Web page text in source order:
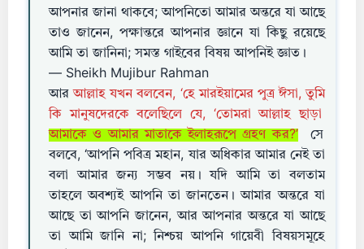
আপনার জানা থাকবে; আপনিতো আমার অন্তরে যা আছে
তাও জানেন, পক্ষান্তরে আপনার জ্ঞানে যা কিছু রয়েছে
আমি তা জানিনা; সমস্ত গাইবের বিষয় আপনিই জ্ঞাত।
— Sheikh Mujibur Rahman
আর আল্লাহ যখন বলবেন, ‘হে মারইয়ামের পুত্র ঈসা, তুমি
কি মানুষদেরকে বলেছিলে যে, ‘তোমরা আল্লাহ ছাড়া
আমাকে ও আমার মাতাকে ইলাহরূপে গ্রহণ কর?’
সে
বলবে, ‘আপনি পবিত্র মহান, যার অধিকার আমার নেই তা
বলা আমার জন্য সম্ভব নয়। যদি আমি তা বলতাম
তাহলে অবশ্যই আপনি তা জানতেন। আমার অন্তরে যা
আছে তা আপনি জানেন, আর আপনার অন্তরে যা আছে
তা আমি জানি না; নিশ্চয় আপনি গায়েবী বিষয়সমূহে